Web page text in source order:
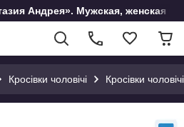
Андрея». Мужская, женская и
Кросівки чоловічі Кросівки